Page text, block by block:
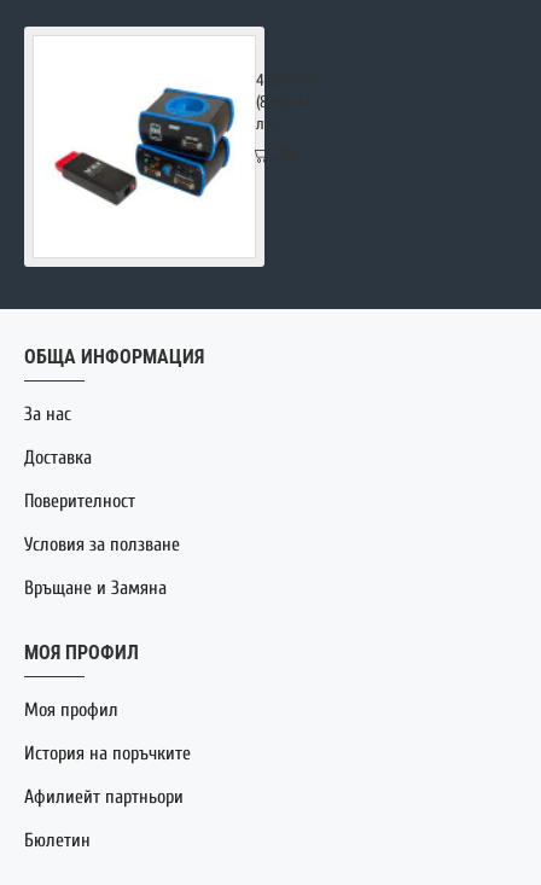
4,600.00€
(8,996.82
лв.)
ОБЩА ИНФОРМАЦИЯ
За нас
Доставка
Поверителност
Условия за ползване
Връщане и Замяна
МОЯ ПРОФИЛ
Моя профил
История на поръчките
Афилиейт партньори
Бюлетин